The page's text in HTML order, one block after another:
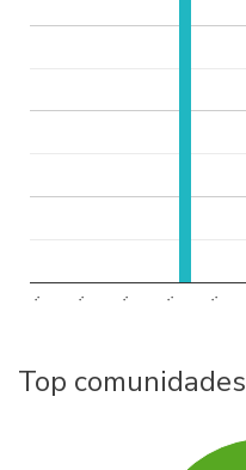
.. .. .. .. ..
Top comunidades